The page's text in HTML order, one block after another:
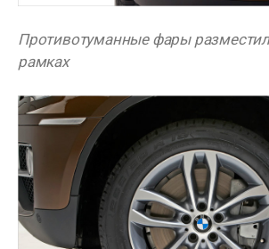
Противотуманные фары
рамках